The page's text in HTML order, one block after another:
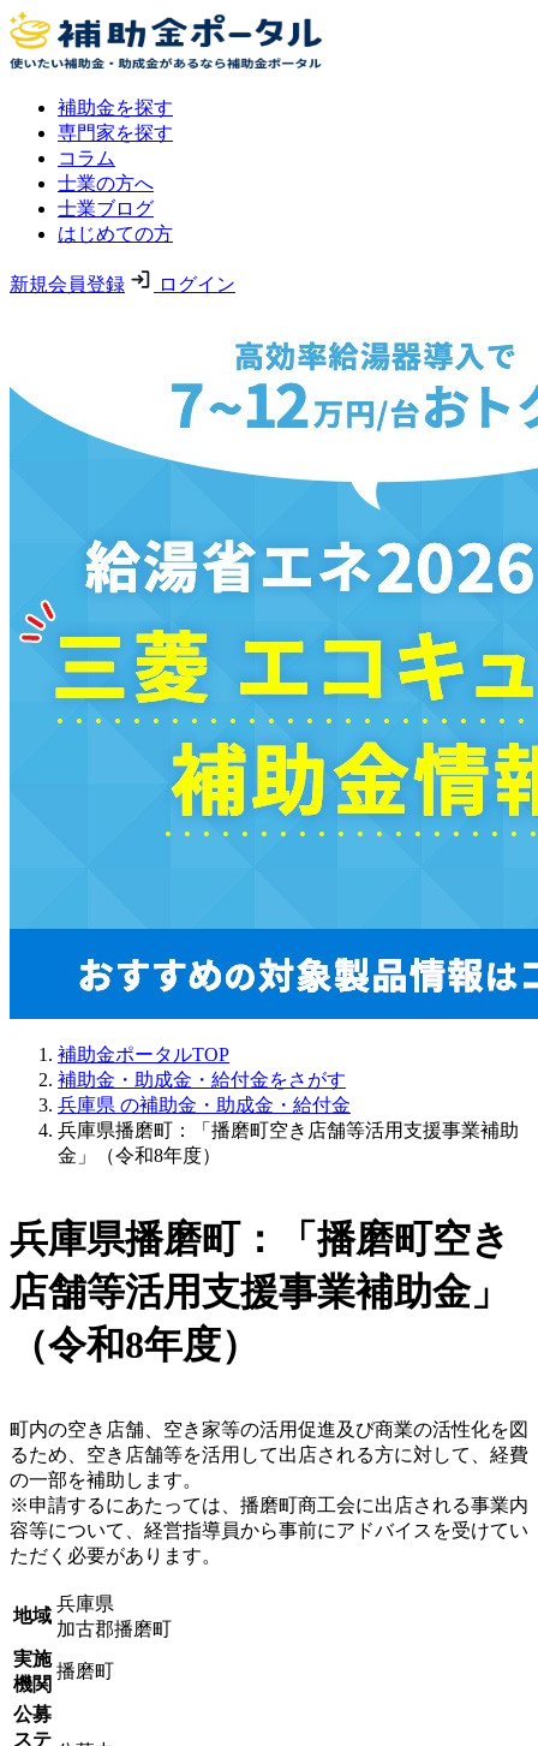
補助金を探す
専門家を探す
コラム
士業の方へ
士業ブログ
はじめての方
新規会員登録 ログイン
補助金ポータルTOP
補助金・助成金・給付金をさがす
兵庫県 の補助金・助成金・給付金
兵庫県播磨町：「播磨町空き店舗等活用支援事業補助
金」（令和8年度）
兵庫県播磨町：「播磨町空き
店舗等活用支援事業補助金」
（令和8年度）
町内の空き店舗、空き家等の活用促進及び商業の活性化を図
るため、空き店舗等を活用して出店される方に対して、経費
の一部を補助します。
※申請するにあたっては、播磨町商工会に出店される事業内
容等について、経営指導員から事前にアドバイスを受けてい
ただく必要があります。
地域
兵庫県
加古郡播磨町
実施
機関
播磨町
公募
ステ